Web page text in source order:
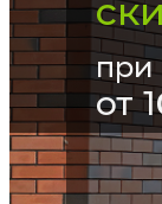
при
от 1